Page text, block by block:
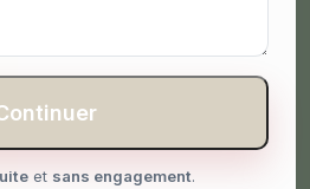
et sans engagement.